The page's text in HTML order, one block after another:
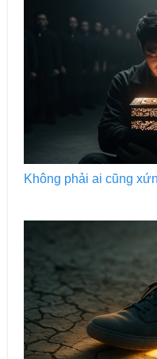
Không phải ai cũng